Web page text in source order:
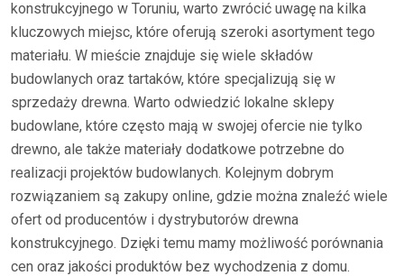
konstrukcyjnego w Toruniu, warto zwrócić uwagę na kilka
kluczowych miejsc, które oferują szeroki asortyment tego
materiału. W mieście znajduje się wiele składów
budowlanych oraz tartaków, które specjalizują się w
sprzedaży drewna. Warto odwiedzić lokalne sklepy
budowlane, które często mają w swojej ofercie nie tylko
drewno, ale także materiały dodatkowe potrzebne do
realizacji projektów budowlanych. Kolejnym dobrym
rozwiązaniem są zakupy online, gdzie można znaleźć wiele
ofert od producentów i dystrybutorów drewna
konstrukcyjnego. Dzięki temu mamy możliwość porównania
cen oraz jakości produktów bez wychodzenia z domu.